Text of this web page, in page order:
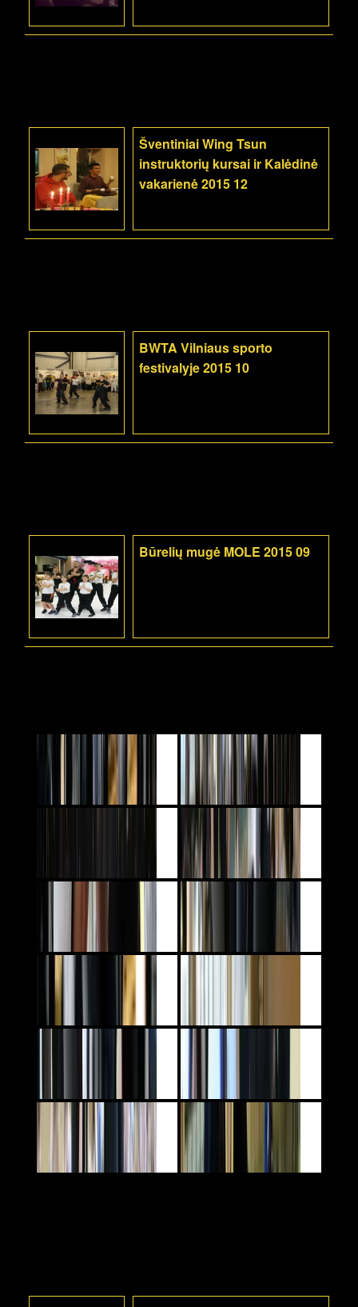
Šventiniai Wing Tsun
instruktorių kursai ir Kalėdinė
vakarienė 2015 12
BWTA Vilniaus sporto
festivalyje 2015 10
Būrelių mugė MOLE 2015 09